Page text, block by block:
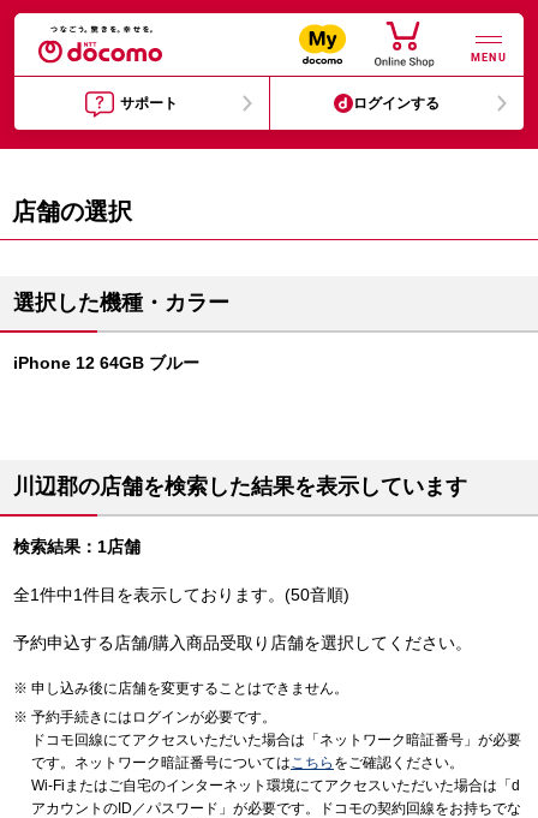
MENU
サポート ログインする
店舗の選択
選択した機種・カラー
iPhone 12 64GB ブルー
川辺郡の店舗を検索した結果を表示しています
検索結果：1店舗
全1件中1件目を表示しております。(50音順)
予約申込する店舗/購入商品受取り店舗を選択してください。
申し込み後に店舗を変更することはできません。
予約手続きにはログインが必要です。
ドコモ回線にてアクセスいただいた場合は「ネットワーク暗証番号」が必要
です。ネットワーク暗証番号についてはこちら をご確認ください。
Wi-Fiまたはご自宅のインターネット環境にてアクセスいただいた場合は「d
アカウントのID／パスワード」が必要です。ドコモの契約回線をお持ちでな